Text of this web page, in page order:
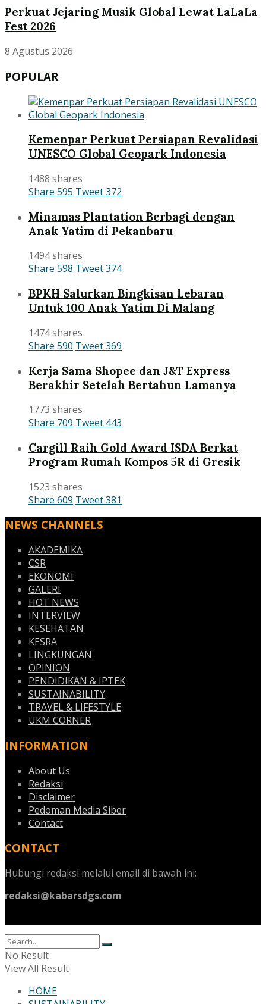
Perkuat Jejaring Musik Global Lewat LaLaLa
Fest 2026
8 Agustus 2026
POPULAR
Kemenpar Perkuat Persiapan Revalidasi
UNESCO Global Geopark Indonesia
1488 shares
Share 595 Tweet372
Minamas Plantation Berbagi dengan
Anak Yatim di Pekanbaru
1494 shares
Share 598 Tweet374
BPKH Salurkan Bingkisan Lebaran
Untuk 100 Anak Yatim Di Malang
1474 shares
Share 590 Tweet369
Kerja Sama Shopee dan J&T Express
Berakhir Setelah Bertahun Lamanya
1773 shares
Share 709 Tweet 443
Cargill Raih Gold Award ISDA Berkat
Program Rumah Kompos 5R di Gresik
1523 shares
Share 609 Tweet381
NEWS CHANNELS
AKADEMIKA
CSR
EKONOMI
GALERI
HOT NEWS
INTERVIEW
KESEHATAN
KESRA
LINGKUNGAN
OPINION
PENDIDIKAN & IPTEK
SUSTAINABILITY
TRAVEL & LIFESTYLE
UKM CORNER
INFORMATION
About Us
Redaksi
Disclaimer
Pedoman Media Siber
Contact
CONTACT
Hubungi redaksi melalui email di bawah ini:
redaksi@kabarsdgs.com
No Result
View All Result
HOME